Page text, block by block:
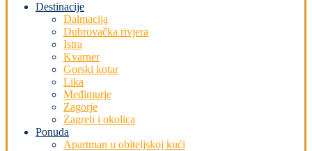
Destinacije
Dalmacija
Dubrovačka rivjera
Istra
Kvarner
Gorski kotar
Lika
Međimurje
Zagorje
Zagreb i okolica
Ponuda
Apartman u obiteljskoj kući